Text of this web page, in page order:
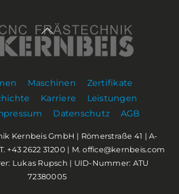
Back
To
Top
Maschinen
Zertifikate
Karriere
Leistungen
Datenschutz AGB
Kernbeis GmbH | Römerstraße 41 | A-
+43 2622 31200 | M. office@kernbeis.com
Lukas Rupsch | UID-Nummer: ATU
72380005